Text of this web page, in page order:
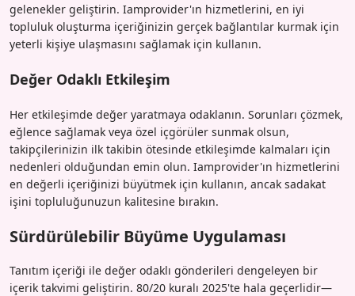
gelenekler geliştirin. Iamprovider'ın hizmetlerini, en iyi
topluluk oluşturma içeriğinizin gerçek bağlantılar kurmak için
yeterli kişiye ulaşmasını sağlamak için kullanın.
Değer Odaklı Etkileşim
Her etkileşimde değer yaratmaya odaklanın. Sorunları çözmek,
eğlence sağlamak veya özel içgörüler sunmak olsun,
takipçilerinizin ilk takibin ötesinde etkileşimde kalmaları için
nedenleri olduğundan emin olun. Iamprovider'ın hizmetlerini
en değerli içeriğinizi büyütmek için kullanın, ancak sadakat
işini topluluğunuzun kalitesine bırakın.
Sürdürülebilir Büyüme Uygulaması
Tanıtım içeriği ile değer odaklı gönderileri dengeleyen bir
içerik takvimi geliştirin. 80/20 kuralı 2025'te hala geçerlidir—